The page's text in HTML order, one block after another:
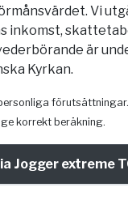
Vi
inkomst,
är
Kyrkan.
förutsättningar.
korrekt beräkning.
Jogger extreme